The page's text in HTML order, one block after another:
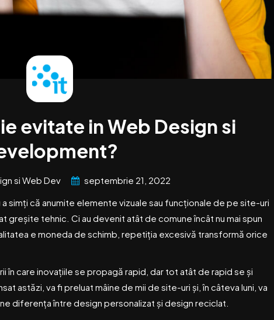
evitate in Web Design si
si Web Dev
septembrie 21, 2022
simți că anumite elemente vizuale sau funcționale de pe site-uri
greșite tehnic. Ci au devenit atât de comune încât nu mai spun
e moneda de schimb, repetiția excesivă transformă orice
în care inovațiile se propagă rapid, dar tot atât de rapid se și
astăzi, va fi preluat mâine de mii de site-uri și, în câteva luni, va
diferența între design personalizat și design reciclat.